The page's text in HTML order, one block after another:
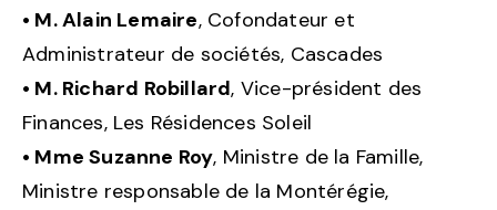
• M. Alain Lemaire, Cofondateur et
Administrateur de sociétés, Cascades
• M. Richard Robillard, Vice-président des
Finances, Les Résidences Soleil
• Mme Suzanne Roy, Ministre de la Famille,
Ministre responsable de la Montérégie,